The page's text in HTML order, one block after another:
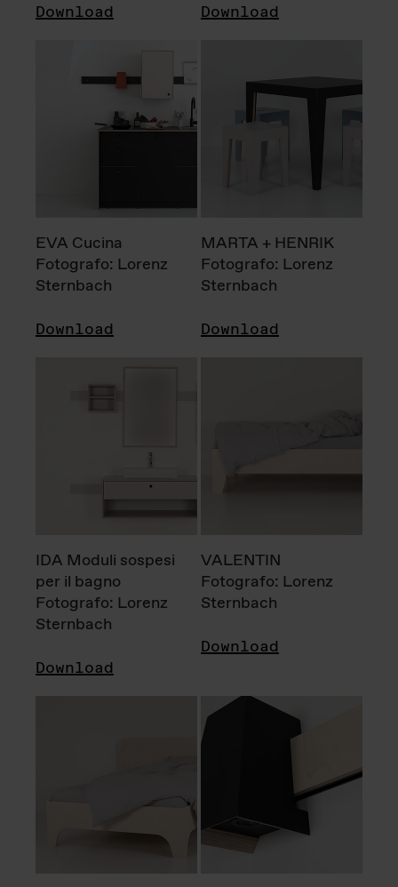
Download Download
EVA Cucina
Fotografo: Lorenz
Sternbach
Download
MARTA + HENRIK
Fotografo: Lorenz
Sternbach
Download
IDA Moduli sospesi
per il bagno
Fotografo: Lorenz
Sternbach
Download
VALENTIN
Fotografo: Lorenz
Sternbach
Download